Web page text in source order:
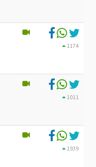
1174
1011
1939